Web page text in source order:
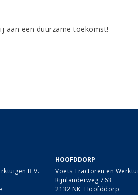
aan een duurzame toekomst!
B.V.
HOOFDDORP
Voets Tractoren en
Rijnlanderweg 763
2132 NK Hoofddorp